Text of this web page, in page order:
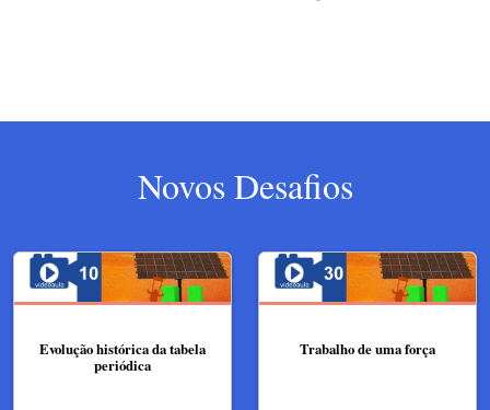
Novos Desafios
Evolução histórica da tabela
periódica
Trabalho de uma força